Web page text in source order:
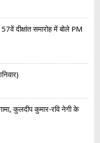
दीक्षांत समारोह में बोले PM
कुलदीप कुमार-रवि नेगी के